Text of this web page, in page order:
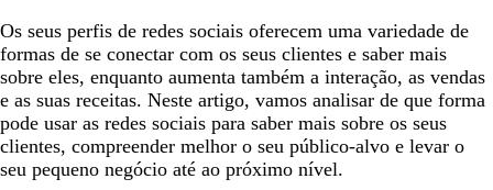
Os seus perfis de redes sociais oferecem uma variedade de
formas de se conectar com os seus clientes e saber mais
sobre eles, enquanto aumenta também a interação, as vendas
e as suas receitas. Neste artigo, vamos analisar de que forma
pode usar as redes sociais para saber mais sobre os seus
clientes, compreender melhor o seu público-alvo e levar o
seu pequeno negócio até ao próximo nível.